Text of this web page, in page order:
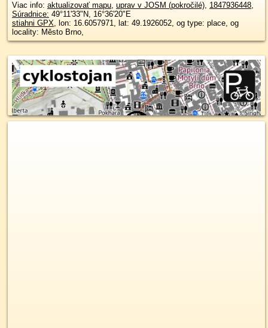
Viac info: aktualizovať mapu, uprav v JOSM (pokročilé), 1847936448,
Súradnice: 49°11'33"N, 16°36'20"E
stiahni GPX, lon: 16.6057971, lat: 49.1926052, og type: place, og
locality: Město Brno,